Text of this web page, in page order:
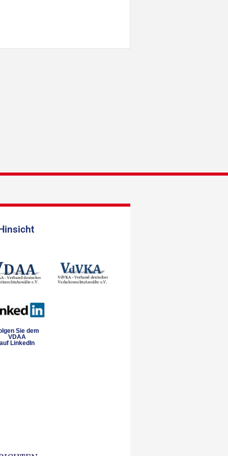
Sie dem
VDAA
auf LinkedIn